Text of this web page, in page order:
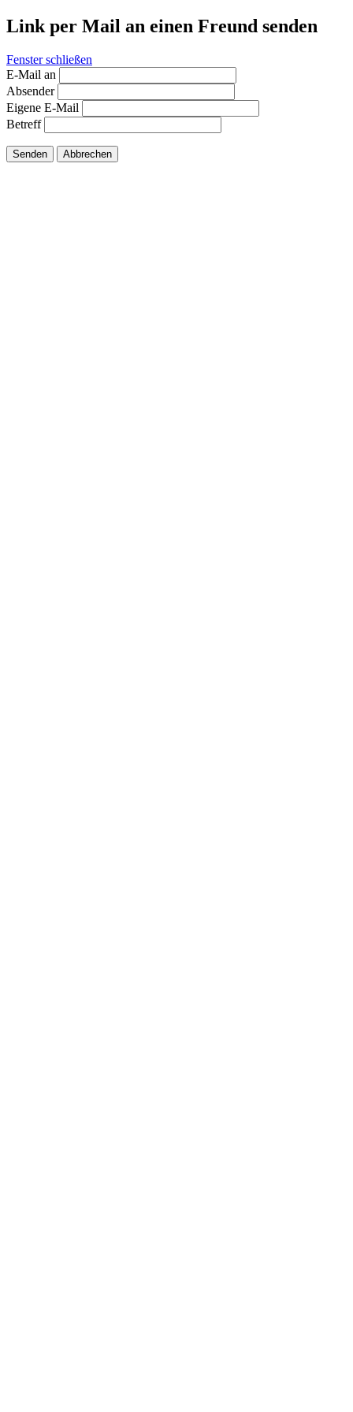
Link per Mail an einen Freund senden
Fenster schließen
E-Mail an
Absender
Eigene E-Mail
Betreff
Senden Abbrechen